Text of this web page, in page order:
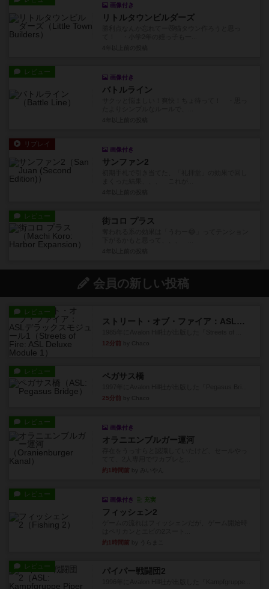
画像付き
リトルタウンビルダーズ
レビュー
画像付き
バトルライン
リプレイ
画像付き
サンファン2
レビュー 街コロ プラス
会員の新しい投稿
レビュー
ストリート・オブ・ファイア：ASLデラックスモジュール1
12分前
レビュー ペガサス橋
25分前
レビュー
画像付き
オラニエンブルガー運河
約1時間前
レビュー
画像付き 充実
フィッシェン2
約1時間前
レビュー パイパー戦闘団2